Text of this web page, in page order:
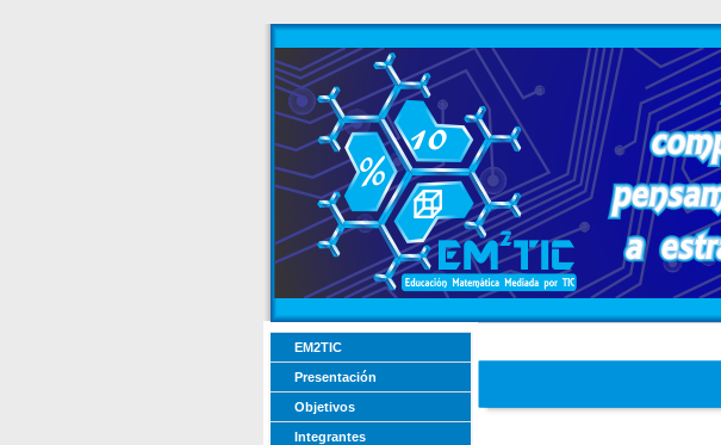
EM2TIC
Presentación
Objetivos
Integrantes